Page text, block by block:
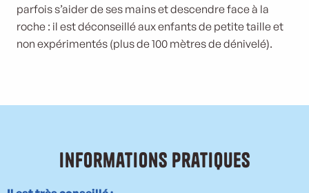
parfois s’aider de ses mains et descendre face à la
roche : il est déconseillé aux enfants de petite taille et
non expérimentés (plus de 100 mètres de dénivelé).
Informations pratiques